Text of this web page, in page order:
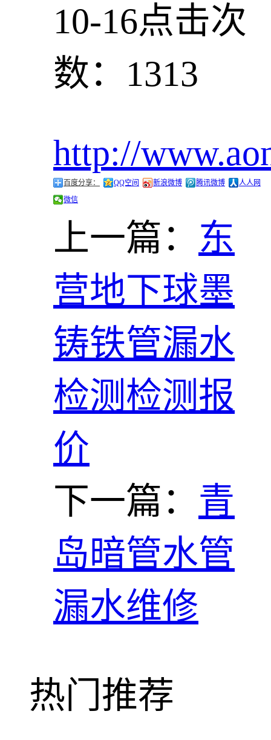
10-16点击次
数：1313
http://
百度分享： QQ空间 新浪微博 腾讯微博
人人网
微信
上一篇： 东
营地下球墨
铸铁管漏水
检测检测报
价
下一篇： 青
岛暗管水管
漏水维修
热门推荐